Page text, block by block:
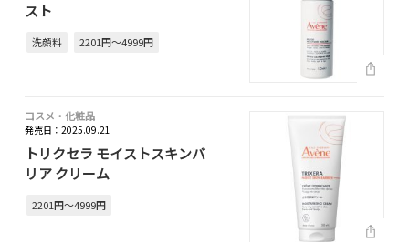
スト
洗顔料 2201円～4999円
コスメ・化粧品
発売日：2025.09.21
トリクセラ モイストスキンバ
リア クリーム
2201円～4999円